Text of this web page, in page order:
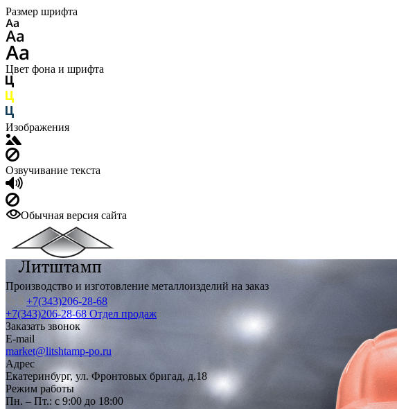
Размер шрифта
Цвет фона и шрифта
Изображения
Озвучивание текста
Обычная версия сайта
Производство и изготовление металлоизделий на заказ
+7(343)206-28-68
+7(343)206-28-68 Отдел продаж
Заказать звонок
E-mail
market@litshtamp-po.ru
Адрес
Екатеринбург, ул. Фронтовых бригад, д.18
Режим работы
Пн. – Пт.: с 9:00 до 18:00